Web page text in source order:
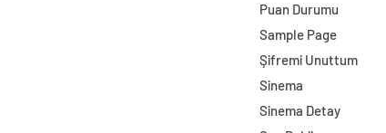
Puan Durumu
Sample Page
Şifremi Unuttum
Sinema
Sinema Detay